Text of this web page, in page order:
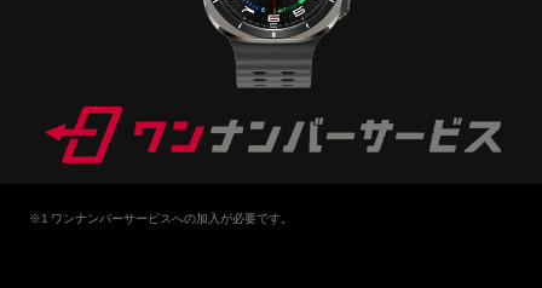
ワンナンバーサービスへの加入が必要です。